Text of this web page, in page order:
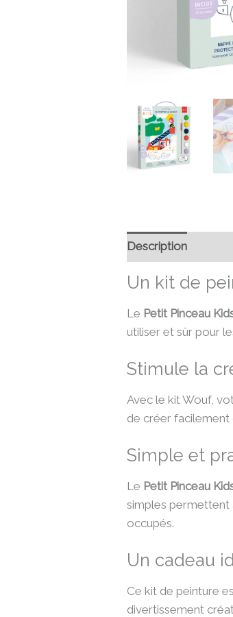
Description
Un kit de
Le Petit Pinceau
utiliser et sûr pour
Stimule la
Avec le kit Wouf,
de créer facilement
Simple et
Le Petit Pinceau
simples permettent
occupés.
Un cadeau
Ce kit de peinture
divertissement